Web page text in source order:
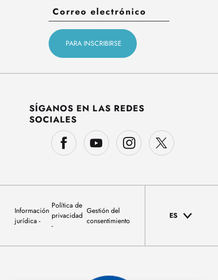
SÍGANOS EN LAS REDES
SOCIALES
Información
jurídica
Política de
privacidad
Gestión del
consentimiento
ES